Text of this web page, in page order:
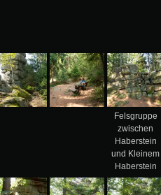
Felsgruppe
zwischen
Haberstein
und Kleinem
Haberstein